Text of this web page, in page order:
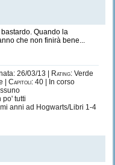
Quando la
che non finirà bene...
26/03/13 | Rating: Verde
| Capitoli: 40 | In corso
po' tutti
anni ad Hogwarts/Libri 1-4